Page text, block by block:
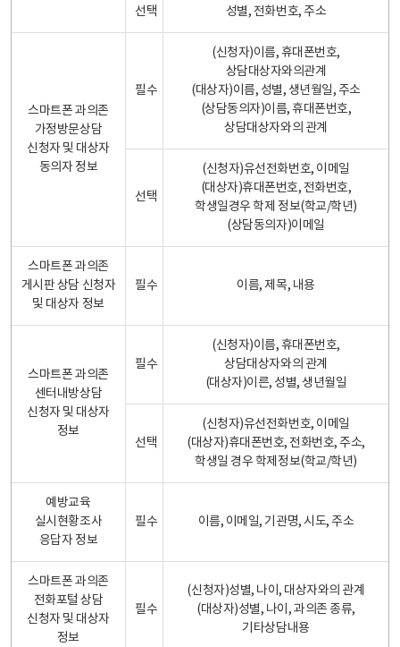
선택 성별, 전화번호, 주소
스마트폰 과의존
가정방문상담
신청자 및 대상자
동의자 정보
필수
(신청자)이름, 휴대폰번호,
상담대상자와의관계
(대상자)이름, 성별, 생년월일, 주소
(상담동의자)이름, 휴대폰번호,
상담대상자와의 관계
선택
(신청자)유선전화번호, 이메일
(대상자)휴대폰번호, 전화번호,
학생일경우 학제 정보(학교/학년)
(상담동의자)이메일
스마트폰 과의존
게시판 상담 신청자
및 대상자 정보
필수 이름, 제목, 내용
스마트폰 과의존
센터내방상담
신청자 및 대상자
정보
필수
(신청자)이름, 휴대폰번호,
상담대상자와의 관계
(대상자)이른, 성별, 생년월일
선택
(신청자)유선전화번호, 이메일
(대상자)휴대폰번호, 전화번호, 주소,
학생일 경우 학제정보(학교/학년)
예방교육
실시현황조사
응답자 정보
필수 이름, 이메일, 기관명, 시도, 주소
스마트폰 과의존
전화포털 상담
신청자 및 대상자
정보
필수
(신청자)성별, 나이, 대상자와의 관계
(대상자)성별, 나이, 과의존 종류,
기타상담내용